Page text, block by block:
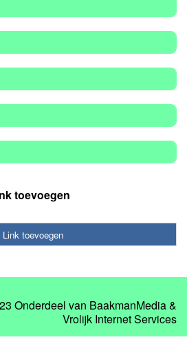
toevoegen
Link toevoegen
Onderdeel van BaakmanMedia&
Vrolijk Internet Services